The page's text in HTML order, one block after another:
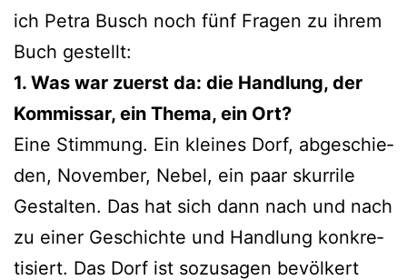
ich Petra Busch noch fünf Fragen zu ihrem
Buch gestellt:
1. Was war zuerst da: die Handlung, der
Kommissar, ein Thema, ein Ort?
Eine Stimmung. Ein klei­nes Dorf, abge­schie­
den, November, Nebel, ein paar skur­ri­le
Gestalten. Das hat sich dann nach und nach
zu einer Geschichte und Handlung kon­kre­
ti­siert. Das Dorf ist sozu­sa­gen bevöl­kert